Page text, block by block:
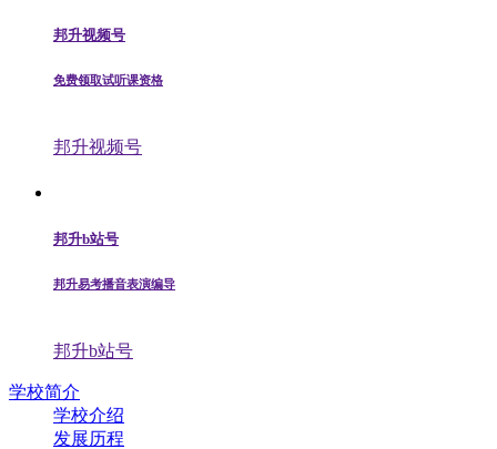
邦升视频号
免费领取试听课资格
邦升视频号
邦升b站号
邦升易考播音表演编导
邦升b站号
学校简介
学校介绍
发展历程